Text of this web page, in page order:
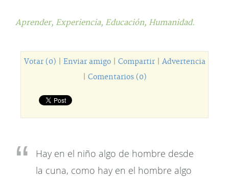
Aprender, Experiencia, Educación, Humanidad.
Votar (0) Enviar amigo| Compartir| Advertencia
Comentarios (0)
Hay en el niño algo de hombre desde
la cuna, como hay en el hombre algo